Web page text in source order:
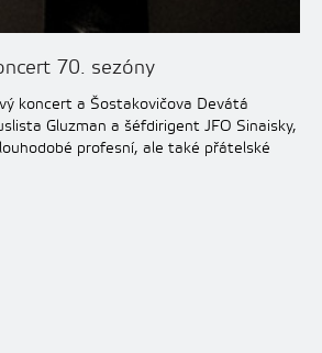
70. sezóny
koncert a Šostakovičova Devátá
Gluzman a šéfdirigent JFO Sinaisky,
profesní, ale také přátelské